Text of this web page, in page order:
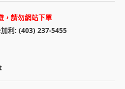
，請勿網站下單
利: (403) 237-5455